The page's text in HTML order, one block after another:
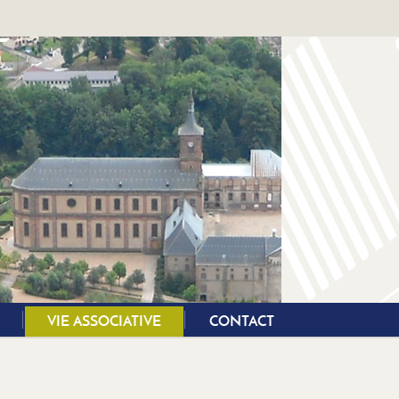
VIE ASSOCIATIVE CONTACT